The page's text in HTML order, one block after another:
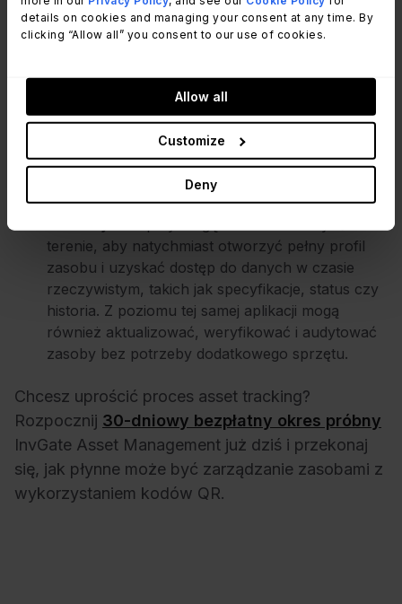
details on cookies and managing your consent at any time. By
clicking “Allow all” you consent to our use of cookies.
Allow all
Customize
Deny
termicznej oraz opcjonalne numery zasobów).
wyeksportowaniu wydrukuj i umieść etykiety z
kodem QR bezpośrednio na swoich zasobach,
aby zapewnić szybką identyfikację i dostęp. Ten
krok jest szczególnie przydatny w przypadku
hardware tracking.
Skanować w terenie za pomocą aplikacji
terenie, aby natychmiast otworzyć pełny profil
zasobu i uzyskać dostęp do danych w czasie
rzeczywistym, takich jak specyfikacje, status czy
historia. Z poziomu tej samej aplikacji mogą
również aktualizować, weryfikować i audytować
zasoby bez potrzeby dodatkowego sprzętu.
Chcesz uprościć proces asset tracking?
Rozpocznij 30-dniowy bezpłatny okres próbny
InvGate Asset Management już dziś i przekonaj
się, jak płynne może być zarządzanie zasobami z
wykorzystaniem kodów QR.